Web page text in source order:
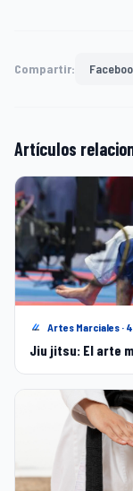
Compartir:
Artículos
Artes Marciales ·
Jiu jitsu: El arte